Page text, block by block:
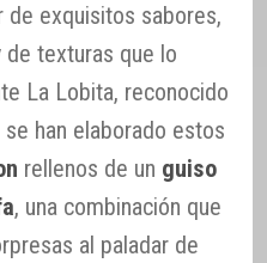
de exquisitos sabores,
texturas que lo
La Lobita, reconocido
han elaborado estos
rellenos de un guiso
, una combinación que
al paladar de